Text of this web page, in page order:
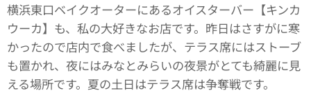
横浜東口ベイクオーターにあるオイスターバー【キンカ
ウーカ】も、私の大好きなお店です。昨日はさすがに寒
かったので店内で食べましたが、テラス席にはストーブ
も置かれ、夜にはみなとみらいの夜景がとても綺麗に見
える場所です。夏の土日はテラス席は争奪戦です。